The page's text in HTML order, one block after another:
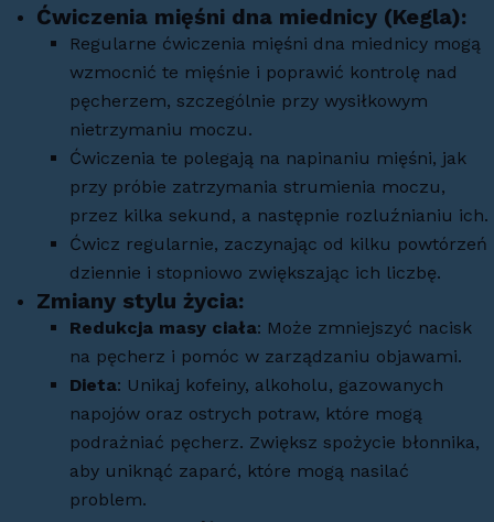
Ćwiczenia mięśni dna miednicy (Kegla):
Regularne ćwiczenia mięśni dna miednicy mogą
wzmocnić te mięśnie i poprawić kontrolę nad
pęcherzem, szczególnie przy wysiłkowym
nietrzymaniu moczu.
Ćwiczenia te polegają na napinaniu mięśni, jak
przy próbie zatrzymania strumienia moczu,
przez kilka sekund, a następnie rozluźnianiu ich.
Ćwicz regularnie, zaczynając od kilku powtórzeń
dziennie i stopniowo zwiększając ich liczbę.
Zmiany stylu życia:
Redukcja masy ciała: Może zmniejszyć nacisk
na pęcherz i pomóc w zarządzaniu objawami.
Dieta: Unikaj kofeiny, alkoholu, gazowanych
napojów oraz ostrych potraw, które mogą
podrażniać pęcherz. Zwiększ spożycie błonnika,
aby uniknąć zaparć, które mogą nasilać
problem.